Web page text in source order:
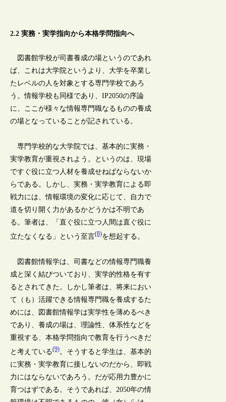
2.2 実務・実学指向から本格学問指向へ
図書館学校が司書養成の場というのであれ
ば、これは大学院というより、大学を卒業し
たレベルの人を対象とする専門学校であろ
う。情報学校も同様であり、IP2050の序論
に、ここが様々な情報専門職なるものの養成
の場となっていることが記されている。
専門学校的な大学院では、基本的に実務・
実学教育が重視されよう。というのは、現場
ですぐ役に立つ人材を養成せねばならないか
らである。しかし、実務・実学教育による即
戦力には、情報環境の変化に応じて、自力で
道を切り開く力があるかどうかは不明であ
る。筆者は、「直ぐ役に立つ人間は直ぐ役に
立たなくなる」という至言(8)を想起する。
図書館情報学は、司書などの情報専門職養
成と深く結びついており、実学的性格を有す
るとされてきた。しかし筆者は、将来におい
て（も）活躍できる情報専門職を養成するた
めには、図書館情報学は実学性を薄めるべき
であり、養成の場は、理論性、体系性などを
重視する、本格学問指向で教育を行うべきだ
と考えている(9)。そうすると学生は、基本的
に実務・実学教育に接しないのだから、即戦
力にはならないであろう。だが応用力豊かに
育つはずである。そうであれば、2050年の情